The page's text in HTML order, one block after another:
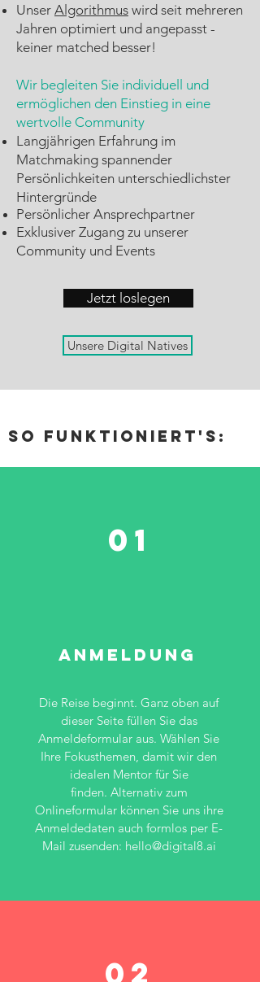
Unser Algorithmus wird seit mehreren
Jahren optimiert und angepasst -
keiner matched besser!
Wir begleiten Sie individuell und
ermöglichen den Einstieg in eine
wertvolle Community
Langjährigen Erfahrung im
Matchmaking spannender
Persönlichkeiten unterschiedlichster
Hintergründe
Persönlicher Ansprechpartner
Exklusiver Zugang zu unserer
Community und Events
Jetzt loslegen
Unsere Digital Natives
so funktioniert's:
01
anmeldung
Die Reise beginnt. Ganz oben auf
dieser Seite füllen Sie das
Anmeldeformular aus. Wählen Sie
Ihre Fokusthemen, damit wir den
idealen Mentor für Sie
finden. Alternativ zum
Onlineformular können Sie uns ihre
Anmeldedaten auch formlos per E-
Mail zusenden: hello@digital8.ai
02